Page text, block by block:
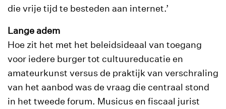
die vrije tijd te besteden aan internet.’
Lange adem
Hoe zit het met het beleidsideaal van toegang
voor iedere burger tot cultuureducatie en
amateurkunst versus de praktijk van verschraling
van het aanbod was de vraag die centraal stond
in het tweede forum. Musicus en fiscaal jurist